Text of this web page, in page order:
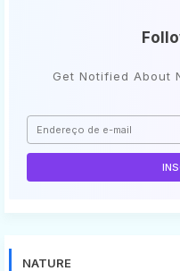
Get Notified About
NATURE